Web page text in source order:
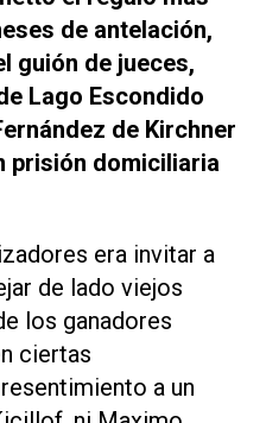
de antelación,
guión de jueces,
Lago Escondido
de Kirchner
prisión domiciliaria
era invitar a
de lado viejos
los ganadores
ciertas
a un